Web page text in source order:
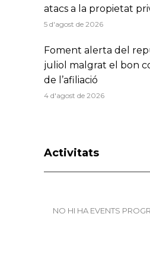
atacs a la propietat
5 d'agost de 2026
Foment alerta del
juliol malgrat el bon
de l’afiliació
4 d'agost de 2026
Activitats
NO HI HA EVENTS